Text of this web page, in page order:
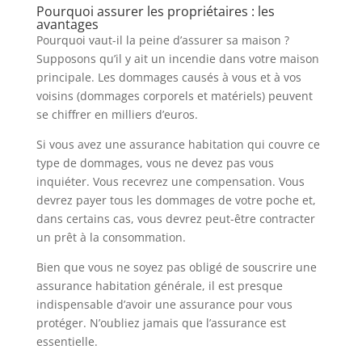
Pourquoi assurer les propriétaires : les
avantages
Pourquoi vaut-il la peine d’assurer sa maison ?
Supposons qu’il y ait un incendie dans votre maison
principale. Les dommages causés à vous et à vos
voisins (dommages corporels et matériels) peuvent
se chiffrer en milliers d’euros.
Si vous avez une assurance habitation qui couvre ce
type de dommages, vous ne devez pas vous
inquiéter. Vous recevrez une compensation. Vous
devrez payer tous les dommages de votre poche et,
dans certains cas, vous devrez peut-être contracter
un prêt à la consommation.
Bien que vous ne soyez pas obligé de souscrire une
assurance habitation générale, il est presque
indispensable d’avoir une assurance pour vous
protéger. N’oubliez jamais que l’assurance est
essentielle.